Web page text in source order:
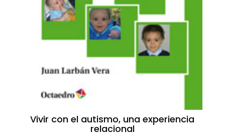
Vivir con el autismo, una experiencia
relacional